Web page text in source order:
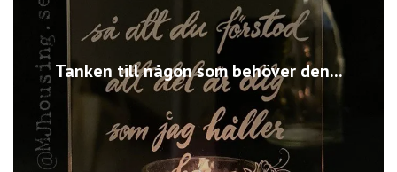
Tanken till någon som behöver den...